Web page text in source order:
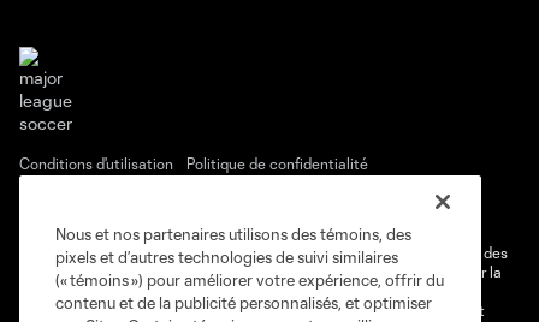
Conditions d'utilisation
Politique de confidentialité
Ne vendez pas et ne partagez pas mes information personnelles.
@2026 MLS. Le nom et l'écusson Major League Soccer et MLS sont des
marques déposées de Major League Soccer, LLC (“MLS”) protégés par la
loi. Les noms et les logos des différentes équipes de MLS sont des
marques déposées ou des marques de droit commun de MLS ou sont
Nous et nos partenaires utilisons des témoins, des
pixels et d’autres technologies de suivi similaires
(« témoins ») pour améliorer votre expérience, offrir du
contenu et de la publicité personnalisés, et optimiser